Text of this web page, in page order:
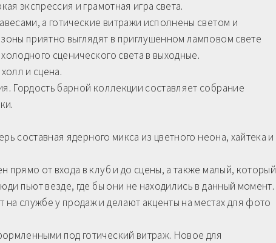
экспрессия и грамотная игра света.
а готические витражи исполнены светом и
приятно выглядят в приглушенном ламповом свете
сценического света в выходные.
и сцена.
Гордость барной коллекции составляет собрание
составная ядерного микса из цветного неона, хайтека и
от входа в клуб и до сцены, а также малый, который
пьют везде, где бы они не находились в данный момент.
службе у продаж и делают акценты на местах для фото
под готический витраж. Новое для